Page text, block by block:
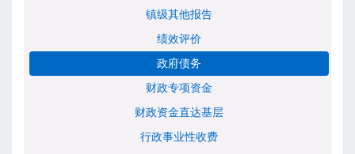
镇级其他报告
绩效评价
政府债务
财政专项资金
财政资金直达基层
行政事业性收费